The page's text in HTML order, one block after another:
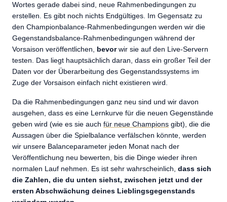
Wortes gerade dabei sind, neue Rahmenbedingungen zu
erstellen. Es gibt noch nichts Endgültiges. Im Gegensatz zu
den Championbalance-Rahmenbedingungen werden wir die
Gegenstandsbalance-Rahmenbedingungen während der
Vorsaison veröffentlichen, bevorwir sie auf den Live-Servern
testen. Das liegt hauptsächlich daran, dass ein großer Teil der
Daten vor der Überarbeitung des Gegenstandssystems im
Zuge der Vorsaison einfach nicht existieren wird.
Da die Rahmenbedingungen ganz neu sind und wir davon
ausgehen, dass es eine Lernkurve für die neuen Gegenstände
geben wird (wie es sie auch für neue Champions gibt), die die
Aussagen über die Spielbalance verfälschen könnte, werden
wir unsere Balanceparameter jeden Monat nach der
Veröffentlichung neu bewerten, bis die Dinge wieder ihren
normalen Lauf nehmen. Es ist sehr wahrscheinlich, dass sich
die Zahlen, die du unten siehst, zwischen jetzt und der
ersten Abschwächung deines Lieblingsgegenstands